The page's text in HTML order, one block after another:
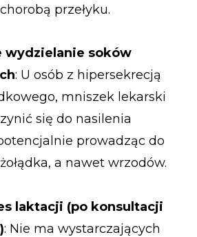
przełyku.
wydzielanie soków
: U osób z hipersekrecją
mniszek lekarski
się do nasilenia
prowadząc do
a nawet wrzodów.
laktacji (po konsultacji
: Nie ma wystarczających